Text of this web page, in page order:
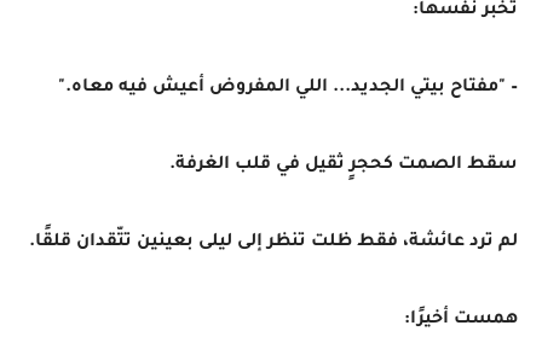
تخبر نفسها:
– "مفتاح بيتي الجديد... اللي المفروض أعيش فيه معاه."
سقط الصمت كحجرٍ ثقيل في قلب الغرفة.
لم ترد عائشة، فقط ظلت تنظر إلى ليلى بعينين تتّقدان قلقًا.
همست أخيرًا: